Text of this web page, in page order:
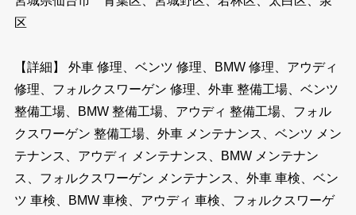
区
【詳細】 外車 修理、ベンツ 修理、BMW 修理、アウディ
修理、フォルクスワーゲン 修理、外車 整備工場、ベンツ
整備工場、BMW 整備工場、アウディ 整備工場、フォル
クスワーゲン 整備工場、外車 メンテナンス、ベンツ メン
テナンス、アウディ メンテナンス、BMW メンテナン
ス、フォルクスワーゲン メンテナンス、外車 車検、ベン
ツ 車検、BMW 車検、アウディ 車検、フォルクスワーゲ